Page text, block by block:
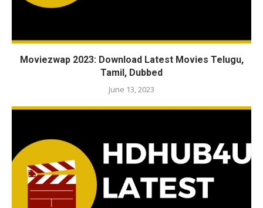
Moviezwap 2023: Download Latest Movies Telugu,
Tamil, Dubbed
June 13, 2023